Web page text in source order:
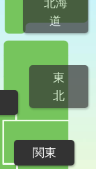
道
東
北
関東